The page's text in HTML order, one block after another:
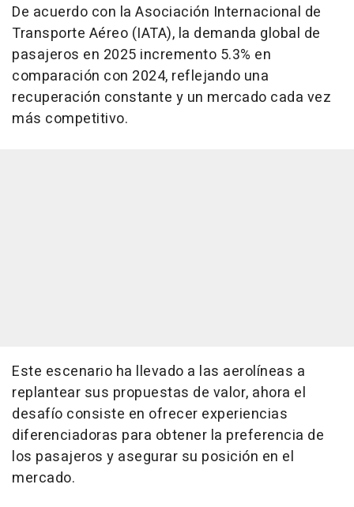
De acuerdo con la Asociación Internacional de
Transporte Aéreo (IATA), la demanda global de
pasajeros en 2025 incremento 5.3% en
comparación con 2024, reflejando una
recuperación constante y un mercado cada vez
más competitivo.
Este escenario ha llevado a las aerolíneas a
replantear sus propuestas de valor, ahora el
desafío consiste en ofrecer experiencias
diferenciadoras para obtener la preferencia de
los pasajeros y asegurar su posición en el
mercado.